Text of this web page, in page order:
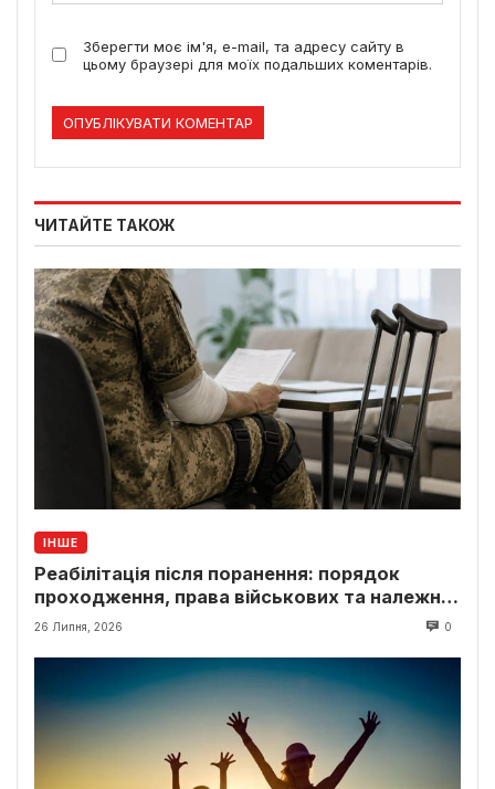
Зберегти моє ім'я, e-mail, та адресу сайту в
цьому браузері для моїх подальших коментарів.
ЧИТАЙТЕ ТАКОЖ
ІНШЕ
Реабілітація після поранення: порядок
проходження, права військових та належні
виплати
26 Липня, 2026 0